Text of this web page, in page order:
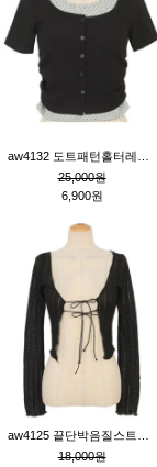
25,000원
6,900원
18,000원